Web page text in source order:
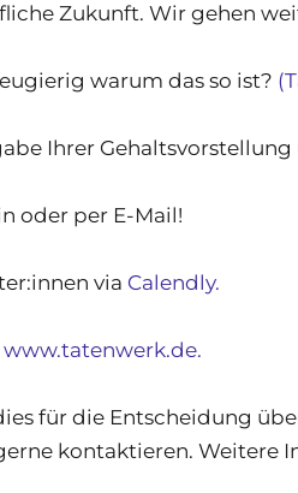
Zukunft. Wir gehen
warum das so ist?
Ihrer Gehaltsvorstellung
oder per E-Mail!
via Calendly.
www.tatenwerk.de.
für die Entscheidung
kontaktieren. Weitere